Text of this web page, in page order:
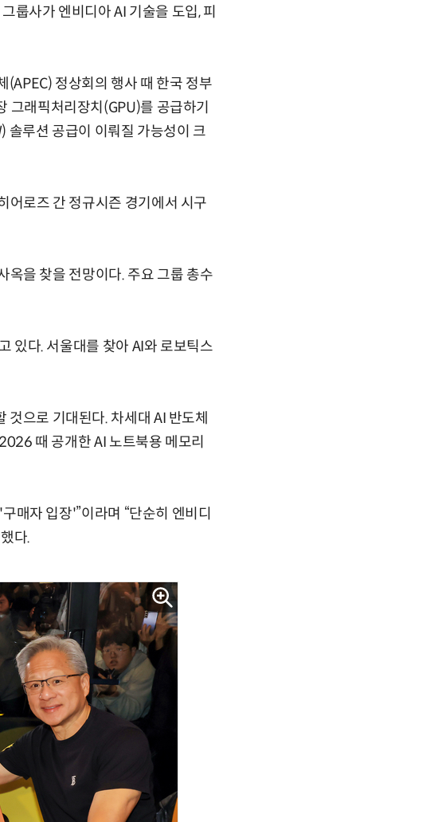
룹사가 엔비디아 AI 기술을 도입, 피
정상회의 행사 때 한국 정부
래픽처리장치(GPU)를 공급하기
솔루션 공급이 이뤄질 가능성이 크
어로즈 간 정규시즌 경기에서 시구
옥을 찾을 전망이다. 주요 그룹 총수
있다. 서울대를 찾아 AI와 로보틱스
으로 기대된다. 차세대 AI 반도체
때 공개한 AI 노트북용 메모리
매자 입장'”이라며 “단순히 엔비디
다.